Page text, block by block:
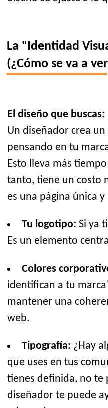
La "Identidad
(¿Cómo se va a
El diseño que buscas:
Un diseñador crea
pensando en tu
Esto lleva más
tanto, tiene un costo
es una página única
Tu logotipo: Si ya
Es un elemento
Colores
identifican a tu
mantener una
web.
Tipografía: ¿Hay
que uses en tus
tienes definida, no te
diseñador te puede